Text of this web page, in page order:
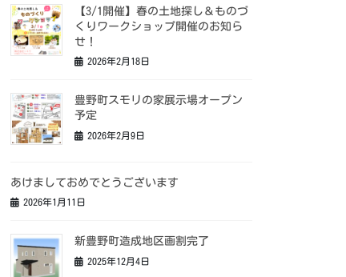
【3/1開催】春の土地探し＆ものづ
くりワークショップ開催のお知ら
せ！
2026年2月18日
豊野町スモリの家展示場オープン
予定
2026年2月9日
あけましておめでとうございます
2026年1月11日
新豊野町造成地区画割完了
2025年12月4日